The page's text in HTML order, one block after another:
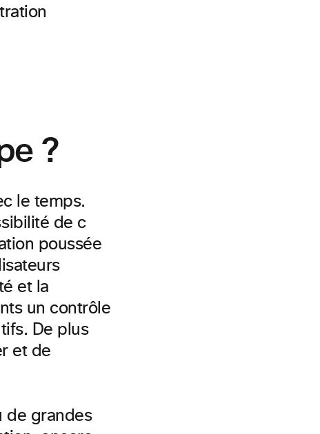
?
le temps.
de c
poussée
et la
un contrôle
De plus
et de
de grandes